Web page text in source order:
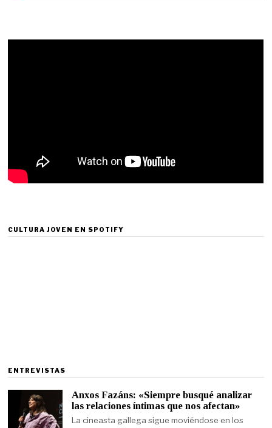
CULTURA JOVEN EN SPOTIFY
ENTREVISTAS
Anxos Fazáns: «Siempre busqué analizar
las relaciones íntimas que nos afectan»
La cineasta gallega sigue moviéndose en los